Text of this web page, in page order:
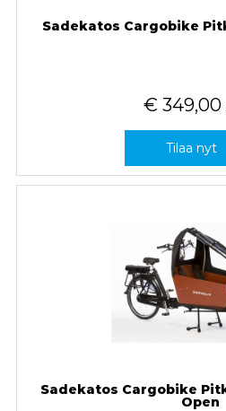
Sadekatos Cargobike
€ 349,00
Tilaa nyt
Sadekatos Cargobike
Open